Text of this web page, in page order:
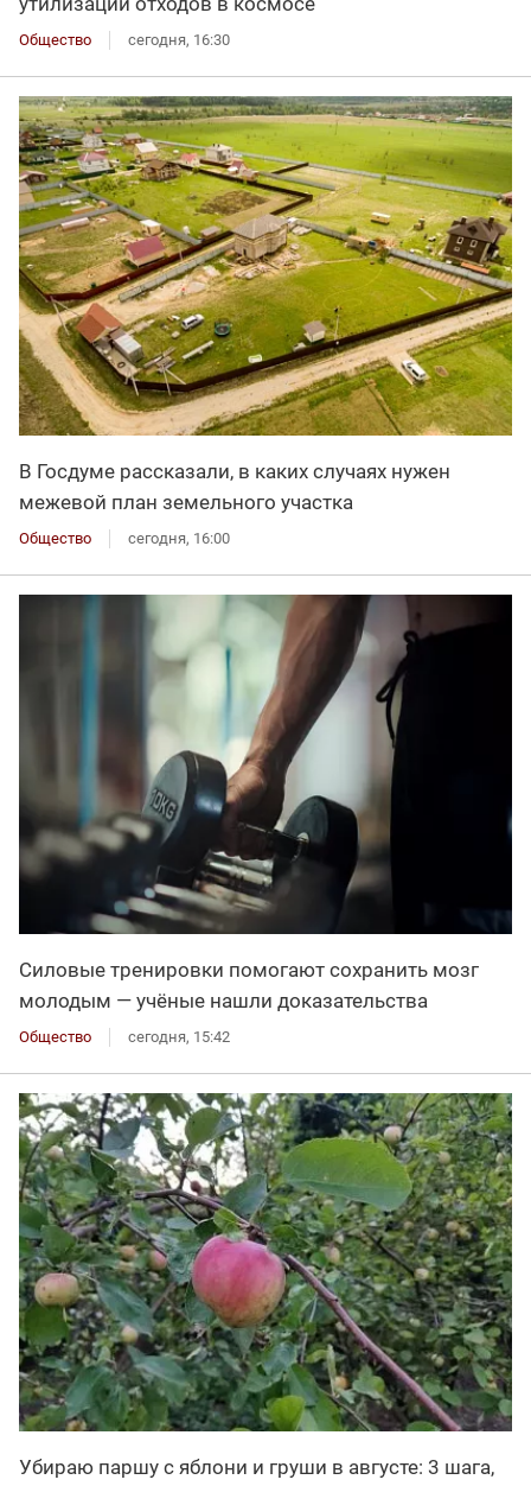
Общество сегодня, 16:30
В Госдуме рассказали, в каких случаях нужен
межевой план земельного участка
Общество сегодня, 16:00
Силовые тренировки помогают сохранить мозг
молодым — учёные нашли доказательства
Общество сегодня, 15:42
Убираю паршу с яблони и груши в августе: 3 шага,